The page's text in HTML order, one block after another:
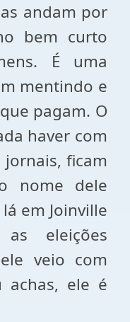
andam por
bem curto
É uma
mentindo e
pagam. O
haver com
ficam
nome dele
em Joinville
eleições
veio com
ele é